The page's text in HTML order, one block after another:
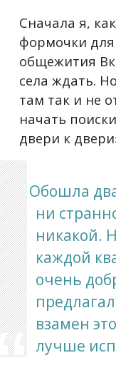
Сначала я,
формочки для
общежития
села ждать.
там так и не
начать
двери к
Обошла
ни
никакой.
каждой
очень
взамен
лучше